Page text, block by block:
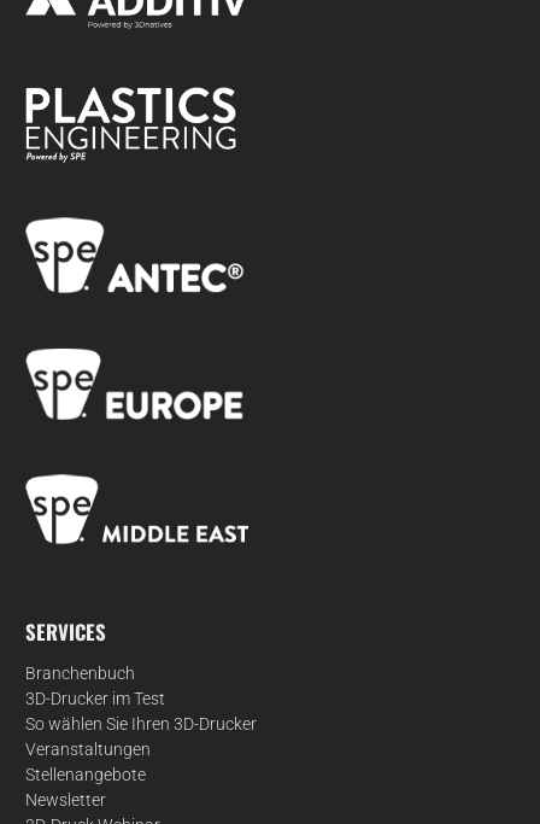
SERVICES
Branchenbuch
3D-Drucker im Test
So wählen Sie Ihren 3D-Drucker
Veranstaltungen
Stellenangebote
Newsletter